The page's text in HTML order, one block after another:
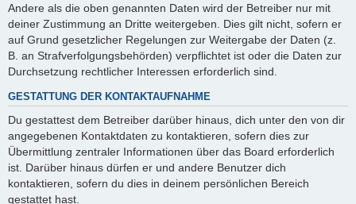
Andere als die oben genannten Daten wird der Betreiber nur mit
deiner Zustimmung an Dritte weitergeben. Dies gilt nicht, sofern er
auf Grund gesetzlicher Regelungen zur Weitergabe der Daten (z.
B. an Strafverfolgungsbehörden) verpflichtet ist oder die Daten zur
Durchsetzung rechtlicher Interessen erforderlich sind.
GESTATTUNG DER KONTAKTAUFNAHME
Du gestattest dem Betreiber darüber hinaus, dich unter den von dir
angegebenen Kontaktdaten zu kontaktieren, sofern dies zur
Übermittlung zentraler Informationen über das Board erforderlich
ist. Darüber hinaus dürfen er und andere Benutzer dich
kontaktieren, sofern du dies in deinem persönlichen Bereich
gestattet hast.